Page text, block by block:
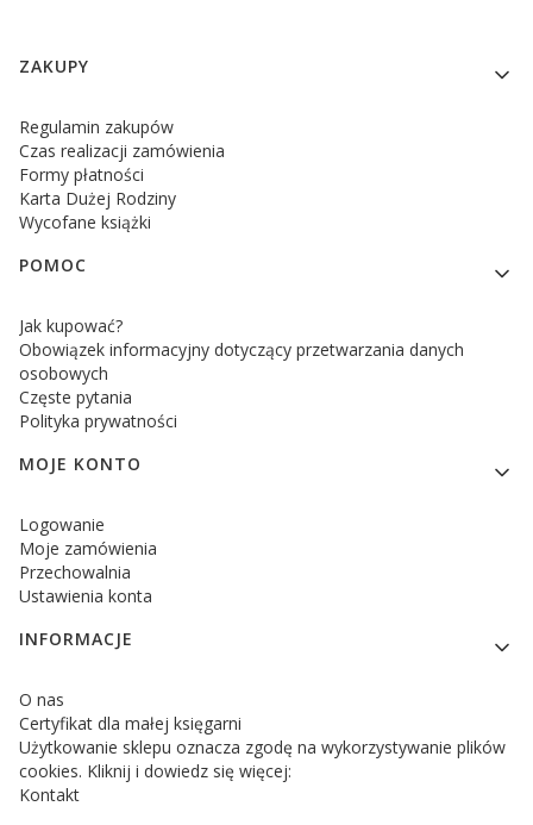
Linki w stopce
ZAKUPY
Regulamin zakupów
Czas realizacji zamówienia
Formy płatności
Karta Dużej Rodziny
Wycofane książki
POMOC
Jak kupować?
Obowiązek informacyjny dotyczący przetwarzania danych
osobowych
Częste pytania
Polityka prywatności
MOJE KONTO
Logowanie
Moje zamówienia
Przechowalnia
Ustawienia konta
INFORMACJE
O nas
Certyfikat dla małej księgarni
Użytkowanie sklepu oznacza zgodę na wykorzystywanie plików
cookies. Kliknij i dowiedz się więcej:
Kontakt